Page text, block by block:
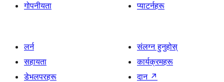
गोपनीयता
प्याटर्नहरू
लर्न
सहायता
डेभलपरहरू
संलग्न हुनुहोस्
कार्यक्रमहरू
दान ↗